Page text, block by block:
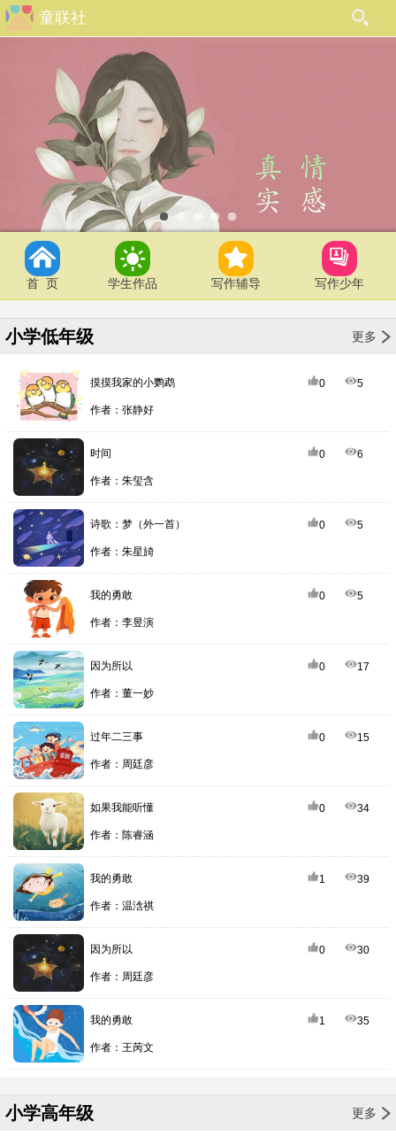
童联社
首 页 学生作品 写作辅导 写作少年
小学低年级 更多
摸摸我家的小鹦鹉 0 5
作者：张静好
时间 0 6
作者：朱玺含
诗歌：梦（外一首） 0 5
作者：朱星旑
我的勇敢 0 5
作者：李昱演
因为所以 0 17
作者：董一妙
过年二三事 0 15
作者：周廷彦
如果我能听懂 0 34
作者：陈睿涵
我的勇敢 1 39
作者：温浛祺
因为所以 0 30
作者：周廷彦
我的勇敢 1 35
作者：王苪文
小学高年级 更多